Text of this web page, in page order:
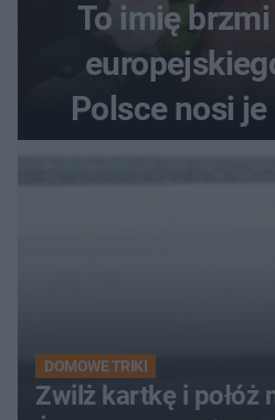
To imię
Polsce nosi
DOMOWE TRIKI
Zwilż kartkę i połóż